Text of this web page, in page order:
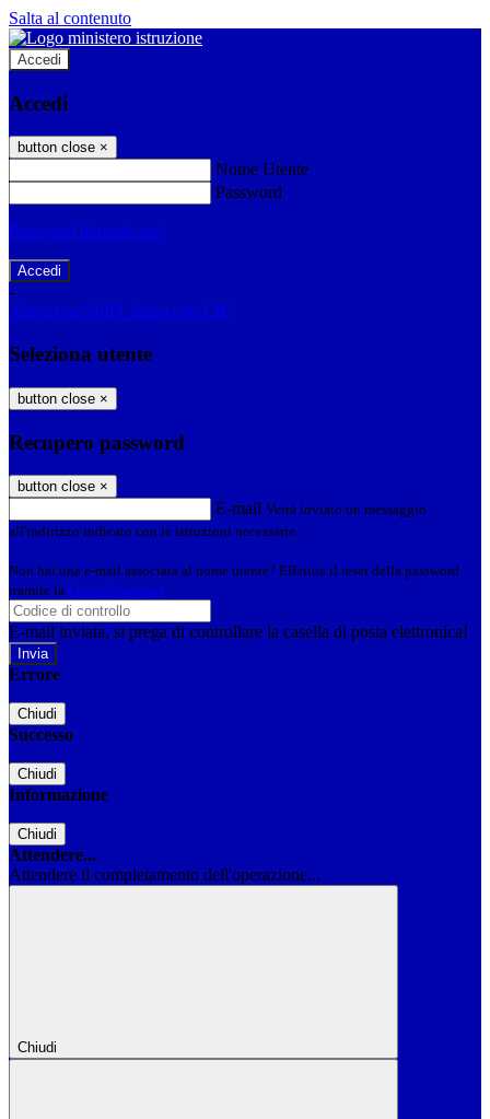
Salta al contenuto
Accedi
Accedi
button close ×
Nome Utente
Password
Password dimenticata?
-
Entra con SPID Entra con CIE
Seleziona utente
button close ×
Recupero password
button close ×
E-mail Verrà inviato un messaggio
all'indirizzo indicato con le istruzioni necessarie.
Non hai una e-mail associata al nome utente? Effettua il reset della password
tramite la Login Spaggiari
E-mail inviata, si prega di controllare la casella di posta elettronica!
Errore
Chiudi
Successo
Chiudi
Informazione
Chiudi
Attendere...
Attendere il completamento dell'operazione...
Chiudi